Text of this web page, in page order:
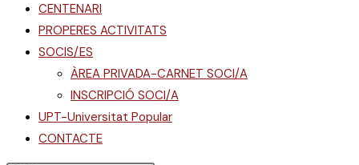
CENTENARI
PROPERES ACTIVITATS
SOCIS/ES
ÀREA PRIVADA-CARNET SOCI/A
INSCRIPCIÓ SOCI/A
UPT-Universitat Popular
CONTACTE